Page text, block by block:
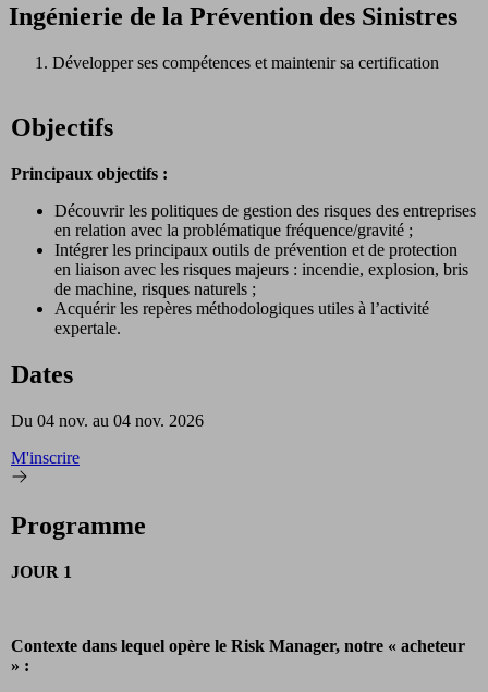
Ingénierie de la Prévention des Sinistres
Développer ses compétences et maintenir sa certification
Objectifs
Principaux objectifs :
Découvrir les politiques de gestion des risques des entreprises
en relation avec la problématique fréquence/gravité ;
Intégrer les principaux outils de prévention et de protection
en liaison avec les risques majeurs : incendie, explosion, bris
de machine, risques naturels ;
Acquérir les repères méthodologiques utiles à l’activité
expertale.
Dates
Du 04 nov. au 04 nov. 2026
M'inscrire
Programme
JOUR 1
Contexte dans lequel opère le Risk Manager, notre « acheteur
» :